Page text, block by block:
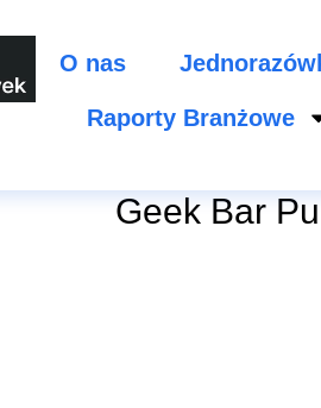
O nas
Raporty Branżowe
Geek Bar